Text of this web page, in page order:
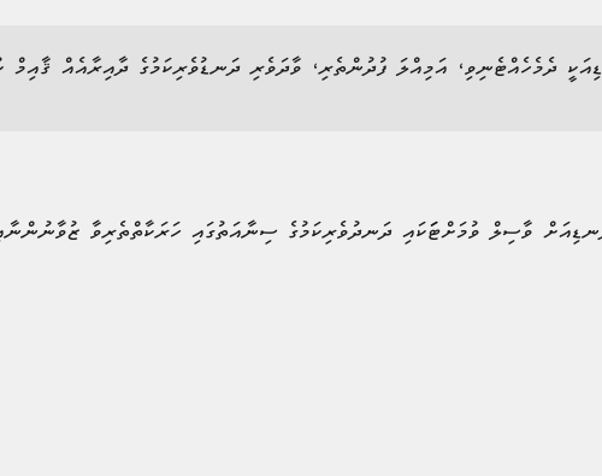
ދެމެހެއްޓެނިވި، އަމިއްލަ ފުދުންތެރި، ވާދަވެރި ދަނޑުވެރިކަމުގެ ދާއިރާއެއް ޤާއިމް
ވާސިލް ވުމަށްޓަަކައި ދަނދުވެރިކަމުގެ ސިނާއަތުގައި ހަރަކާތްތެރިވާ